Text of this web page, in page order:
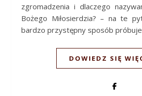
zgromadzenia i dlaczego
Bożego Miłosierdzia? – na te
bardzo przystępny sposób
DOWIEDZ SIĘ